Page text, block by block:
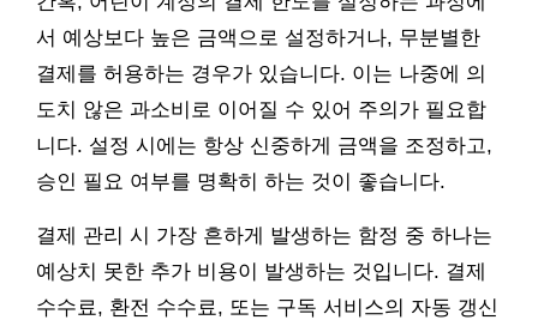
서 예상보다 높은 금액으로 설정하거나, 무분별한
결제를 허용하는 경우가 있습니다. 이는 나중에 의
도치 않은 과소비로 이어질 수 있어 주의가 필요합
니다. 설정 시에는 항상 신중하게 금액을 조정하고,
승인 필요 여부를 명확히 하는 것이 좋습니다.
결제 관리 시 가장 흔하게 발생하는 함정 중 하나는
예상치 못한 추가 비용이 발생하는 것입니다. 결제
수수료, 환전 수수료, 또는 구독 서비스의 자동 갱신